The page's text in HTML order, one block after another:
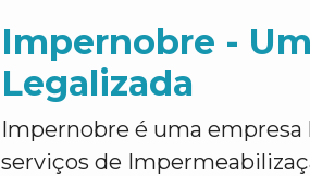
Impernobre -
Legalizada
Impernobre é uma empresa
serviços de